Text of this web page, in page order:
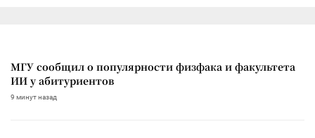
МГУ сообщил о популярности физфака и факультета
ИИ у абитуриентов
9 минут назад